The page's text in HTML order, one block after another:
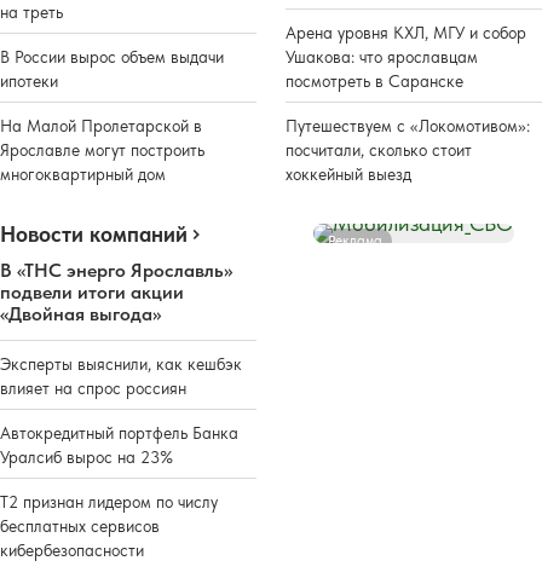
на треть
В России вырос объем выдачи
ипотеки
На Малой Пролетарской в
Ярославле могут построить
многоквартирный дом
Арена уровня КХЛ, МГУ и собор
Ушакова: что ярославцам
посмотреть в Саранске
Путешествуем с «Локомотивом»:
посчитали, сколько стоит
хоккейный выезд
Новости компаний
В «ТНС энерго Ярославль»
подвели итоги акции
«Двойная выгода»
Эксперты выяснили, как кешбэк
влияет на спрос россиян
Автокредитный портфель Банка
Уралсиб вырос на 23%
Т2 признан лидером по числу
бесплатных сервисов
кибербезопасности
Реклама